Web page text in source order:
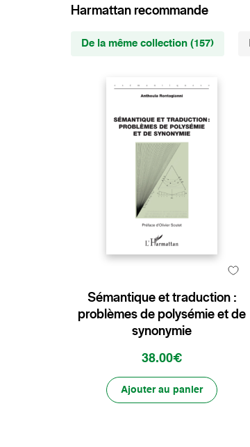
Harmattan recommande
De la même collection (157)
Sémantique et traduction :
problèmes de polysémie et de
synonymie
38.00€
Ajouter au panier